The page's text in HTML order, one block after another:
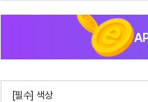
[필수] 색상